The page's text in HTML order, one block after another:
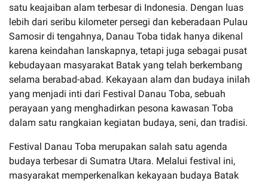
satu keajaiban alam terbesar di Indonesia. Dengan luas
lebih dari seribu kilometer persegi dan keberadaan Pulau
Samosir di tengahnya, Danau Toba tidak hanya dikenal
karena keindahan lanskapnya, tetapi juga sebagai pusat
kebudayaan masyarakat Batak yang telah berkembang
selama berabad-abad. Kekayaan alam dan budaya inilah
yang menjadi inti dari Festival Danau Toba, sebuah
perayaan yang menghadirkan pesona kawasan Toba
dalam satu rangkaian kegiatan budaya, seni, dan tradisi.
Festival Danau Toba merupakan salah satu agenda
budaya terbesar di Sumatra Utara. Melalui festival ini,
masyarakat memperkenalkan kekayaan budaya Batak